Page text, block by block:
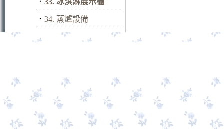
． 33. 冰淇淋展示櫃
． 34. 蒸爐設備